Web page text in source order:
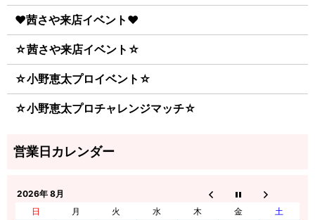
♥茜さや来店イベント♥
☆茜さや来店イベント☆
☆小野恵太プロイベント☆
☆小野恵太プロチャレンジマッチ☆
2026年 8月
日
月 火 水 木 金
土